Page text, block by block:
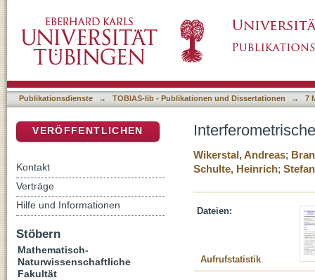
Publikationsdienste → TOBIAS-lib - Publikationen und Dissertationen → 7
Wikerstal, Andreas;
Schulte, Heinrich;
Dateien:
Aufrufstatistik
VERÖFFENTLICHEN
Kontakt
Verträge
Hilfe und Informationen
Stöbern
Mathematisch-
Naturwissenschaftliche
Fakultät